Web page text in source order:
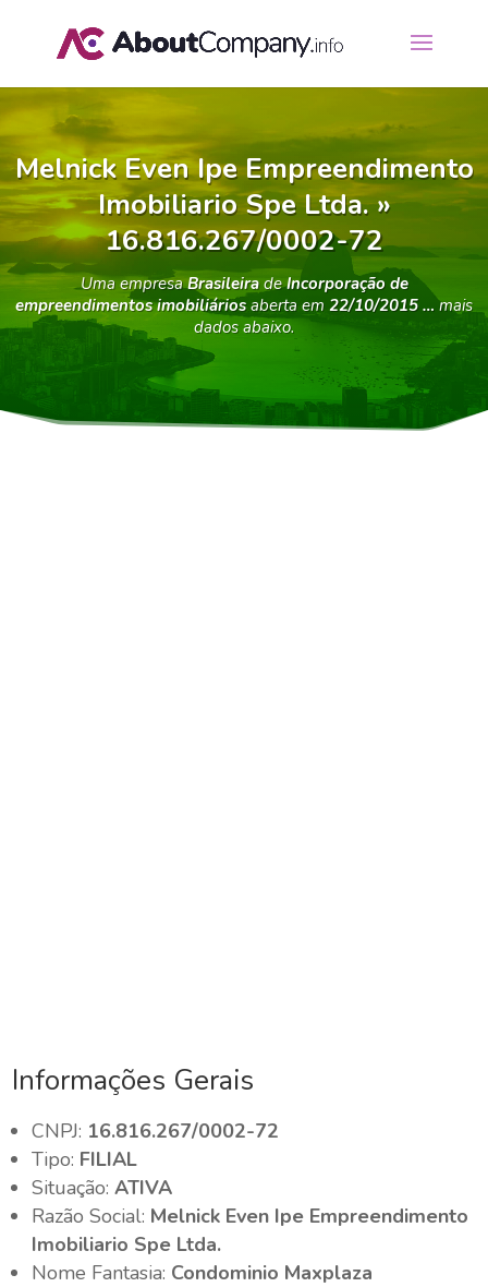
Melnick Even Ipe Empreendimento
Imobiliario Spe Ltda. »
16.816.267/0002-72
Uma empresaBrasileiradeIncorporação de
empreendimentos imobiliáriosaberta em 22/10/2015 …mais
dados abaixo.
Informações Gerais
CNPJ: 16.816.267/0002-72
Tipo: FILIAL
Situação:ATIVA
Razão Social: Melnick Even Ipe Empreendimento
Imobiliario Spe Ltda.
Nome Fantasia: Condominio Maxplaza